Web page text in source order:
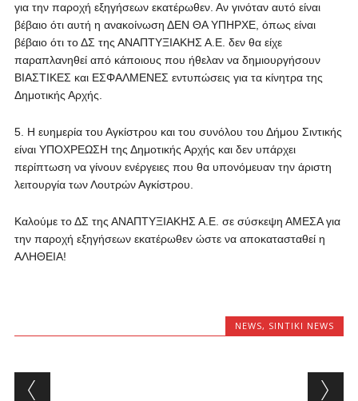
για την παροχή εξηγήσεων εκατέρωθεν. Αν γινόταν αυτό είναι
βέβαιο ότι αυτή η ανακοίνωση ΔΕΝ ΘΑ ΥΠΗΡΧΕ, όπως είναι
βέβαιο ότι το ΔΣ της ΑΝΑΠΤΥΞΙΑΚΗΣ Α.Ε. δεν θα είχε
παραπλανηθεί από κάποιους που ήθελαν να δημιουργήσουν
ΒΙΑΣΤΙΚΕΣ και ΕΣΦΑΛΜΕΝΕΣ εντυπώσεις για τα κίνητρα της
Δημοτικής Αρχής.
5. Η ευημερία του Αγκίστρου και του συνόλου του Δήμου Σιντικής
είναι ΥΠΟΧΡΕΩΣΗ της Δημοτικής Αρχής και δεν υπάρχει
περίπτωση να γίνουν ενέργειες που θα υπονόμευαν την άριστη
λειτουργία των Λουτρών Αγκίστρου.
Καλούμε το ΔΣ της ΑΝΑΠΤΥΞΙΑΚΗΣ Α.Ε. σε σύσκεψη ΑΜΕΣΑ για
την παροχή εξηγήσεων εκατέρωθεν ώστε να αποκατασταθεί η
ΑΛΗΘΕΙΑ!
NEWS, SINTIKI NEWS
Post navigation